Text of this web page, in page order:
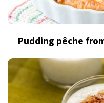
Pudding pêche